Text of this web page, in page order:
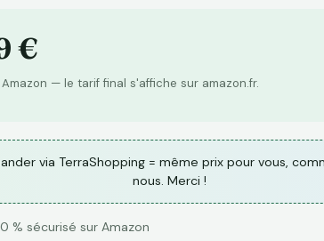
€
— le tarif final s'affiche sur amazon.fr.
via TerraShopping = même prix pour vous,
nous. Merci !
% sécurisé sur Amazon